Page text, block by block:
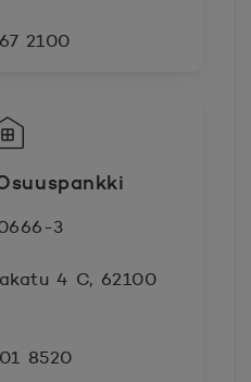
2100
3
4 C, 62100
8520